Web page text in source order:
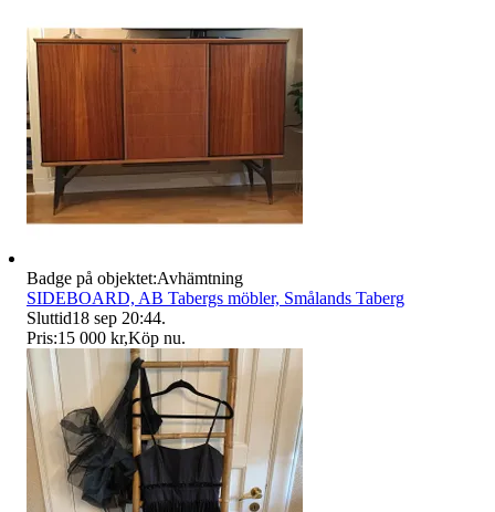
Badge på objektet:Avhämtning
SIDEBOARD, AB Tabergs möbler, Smålands Taberg
Sluttid18 sep 20:44.
Pris:15 000 kr,Köp nu.